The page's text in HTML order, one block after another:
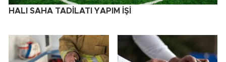
HALI SAHA TADİLATI YAPIM İŞİ